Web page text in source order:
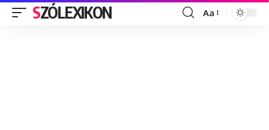
SZÓLEXIKON
Font
Aa